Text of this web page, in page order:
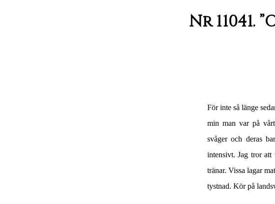
Nr 11041.
För inte så länge
min man var på
svåger och deras
intensivt. Jag tror att
tränar. Vissa lagar
tystnad. Kör på